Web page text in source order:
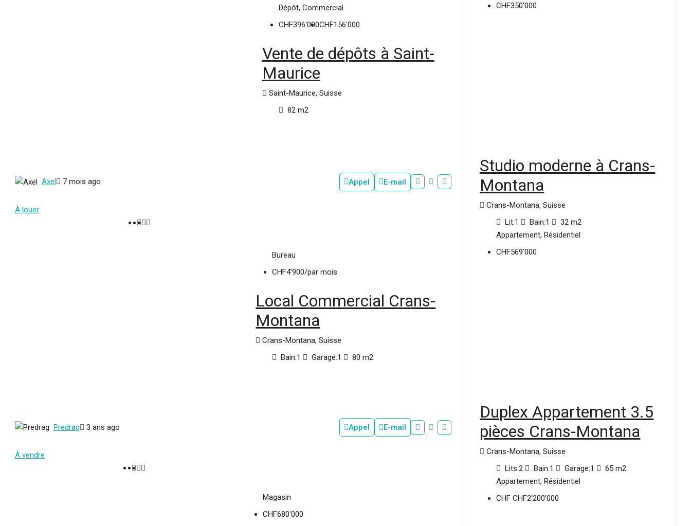
Dépôt, Commercial
CHF396'000CHF156'000
Vente de dépôts à Saint-
Maurice
Saint-Maurice, Suisse
82 m2
Axel 7 mois ago Appel E-mail
À louer
Bureau
CHF4'900/par mois
Local Commercial Crans-
Montana
Crans-Montana, Suisse
Bain:1 Garage:1 80 m2
Predrag 3 ans ago Appel E-mail
À vendre
Magasin
CHF680'000
CHF350'000
Studio moderne à Crans-
Montana
Crans-Montana, Suisse
Lit:1 Bain:1 32 m2
Appartement, Résidentiel
CHF569'000
Duplex Appartement 3.5
pièces Crans-Montana
Crans-Montana, Suisse
Lits:2 Bain:1 Garage:1 65 m2
Appartement, Résidentiel
CHFCHF2'200'000